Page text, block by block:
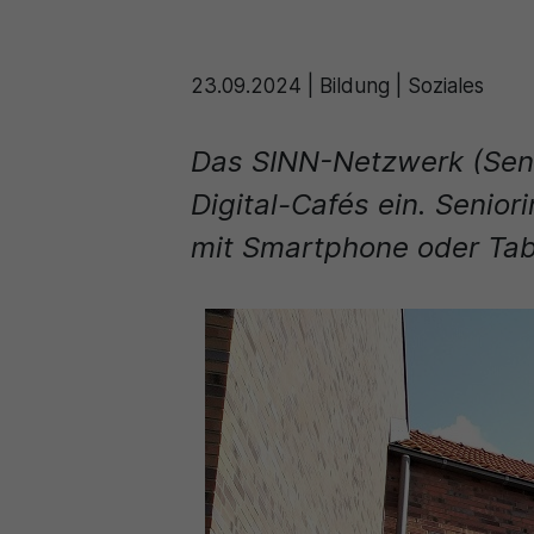
23.09.2024 Bildung | Soziales
Das SINN-Netzwerk
Digital-Cafés ein.
mit Smartphone oder